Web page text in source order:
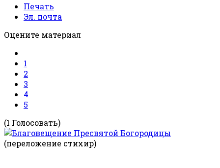
Печать
Эл. почта
Оцените материал
1
2
3
4
5
(1 Голосовать)
(переложение стихир)